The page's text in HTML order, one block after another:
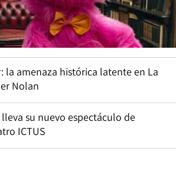
la amenaza histórica latente en La
Nolan
su nuevo espectáculo de
ICTUS